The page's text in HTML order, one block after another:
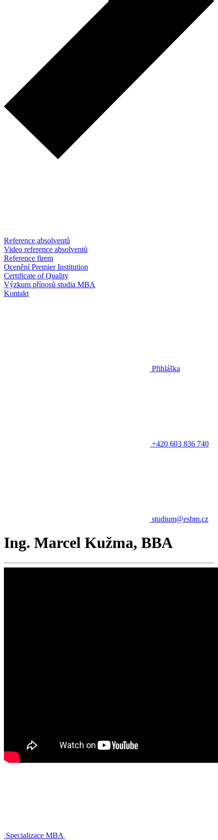
Reference absolventů
Video reference absolventů
Reference firem
Ocenění Premier Institution
Certificate of Quality
Výzkum přínosů studia MBA
Kontakt
Přihláška
+420 603 836 740
studium@esbm.cz
Ing. Marcel Kužma, BBA
Specializace MBA